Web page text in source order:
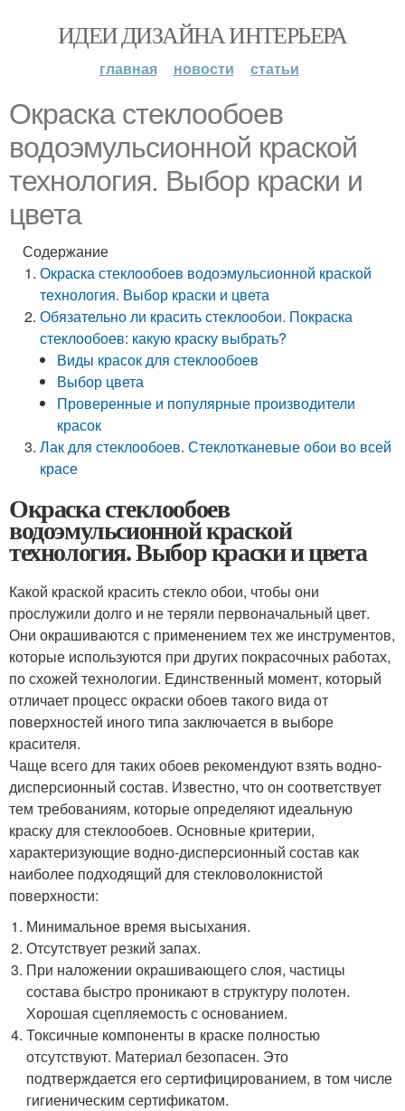
ИДЕИ ДИЗАЙНА ИНТЕРЬЕРА
главная новости статьи
Окраска стеклообоев
водоэмульсионной краской
технология. Выбор краски и
цвета
Содержание
Окраска стеклообоев водоэмульсионной краской
технология. Выбор краски и цвета
Обязательно ли красить стеклообои. Покраска
стеклообоев: какую краску выбрать?
Виды красок для стеклообоев
Выбор цвета
Проверенные и популярные производители
красок
Лак для стеклообоев. Стеклотканевые обои во всей
красе
Окраска стеклообоев
водоэмульсионной краской
технология. Выбор краски и цвета
Какой краской красить стекло обои, чтобы они
прослужили долго и не теряли первоначальный цвет.
Они окрашиваются с применением тех же инструментов,
которые используются при других покрасочных работах,
по схожей технологии. Единственный момент, который
отличает процесс окраски обоев такого вида от
поверхностей иного типа заключается в выборе
красителя.
Чаще всего для таких обоев рекомендуют взять водно-
дисперсионный состав. Известно, что он соответствует
тем требованиям, которые определяют идеальную
краску для стеклообоев. Основные критерии,
характеризующие водно-дисперсионный состав как
наиболее подходящий для стекловолокнистой
поверхности:
Минимальное время высыхания.
Отсутствует резкий запах.
При наложении окрашивающего слоя, частицы
состава быстро проникают в структуру полотен.
Хорошая сцепляемость с основанием.
Токсичные компоненты в краске полностью
отсутствуют. Материал безопасен. Это
подтверждается его сертифицированием, в том числе
гигиеническим сертификатом.